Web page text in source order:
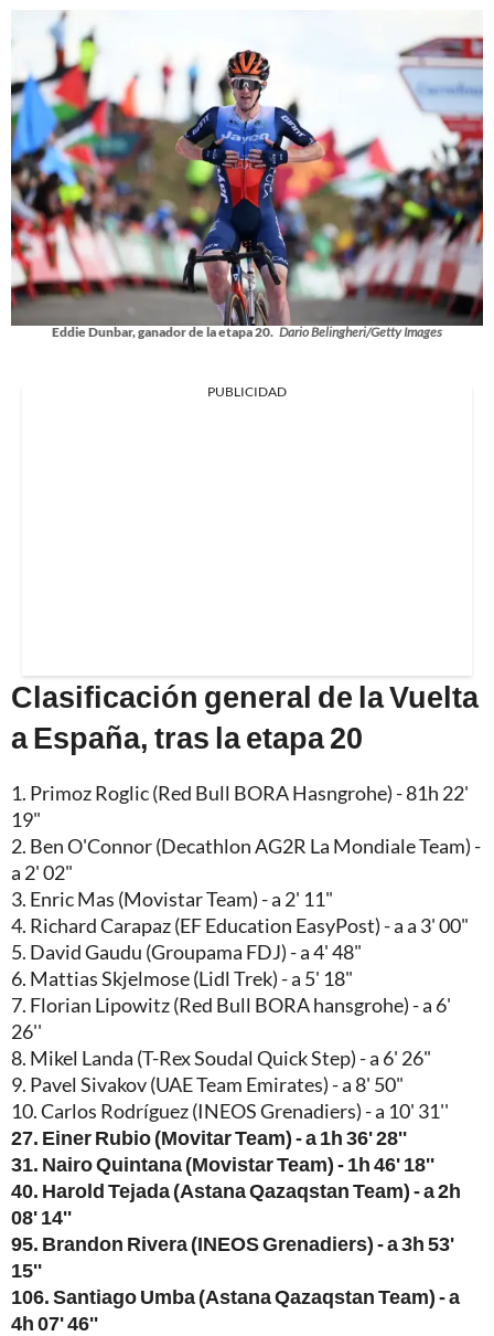
Eddie Dunbar, ganador de la etapa 20. Dario Belingheri/Getty Images
PUBLICIDAD
Clasificación general de la Vuelta
a España, tras la etapa 20
1. Primoz Roglic (Red Bull BORA Hasngrohe) - 81h 22'
19"
2. Ben O'Connor (Decathlon AG2R La Mondiale Team) -
a 2' 02"
3. Enric Mas (Movistar Team) - a 2' 11"
4. Richard Carapaz (EF Education EasyPost) - a a 3' 00"
5. David Gaudu (Groupama FDJ) - a 4' 48"
6. Mattias Skjelmose (Lidl Trek) - a 5' 18"
7. Florian Lipowitz (Red Bull BORA hansgrohe) - a 6'
26''
8. Mikel Landa (T-Rex Soudal Quick Step) - a 6' 26"
9. Pavel Sivakov (UAE Team Emirates) - a 8' 50"
10. Carlos Rodríguez (INEOS Grenadiers) - a 10' 31''
27. Einer Rubio (Movitar Team) - a 1h 36' 28''
31. Nairo Quintana (Movistar Team) - 1h 46' 18''
40. Harold Tejada (Astana Qazaqstan Team) - a 2h
08' 14''
95. Brandon Rivera (INEOS Grenadiers) - a 3h 53'
15''
106. Santiago Umba (Astana Qazaqstan Team) - a
4h 07' 46''